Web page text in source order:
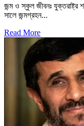
জন্ম ও স্কুল জীবনঃ
সালে জন্মগ্রহন...
Read More